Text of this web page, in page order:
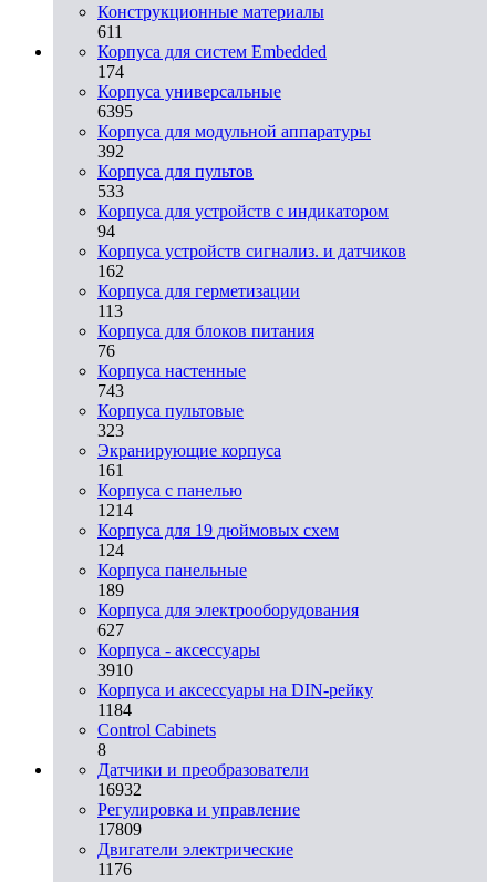
Конструкционные материалы
611
Корпуса для систем Embedded
174
Корпуса универсальные
6395
Корпуса для модульной аппаратуры
392
Корпуса для пультов
533
Корпуса для устройств с индикатором
94
Корпуса устройств сигнализ. и датчиков
162
Корпуса для герметизации
113
Корпуса для блоков питания
76
Корпуса настенные
743
Корпуса пультовые
323
Экранирующие корпуса
161
Корпуса с панелью
1214
Корпуса для 19 дюймовых схем
124
Корпуса панельные
189
Корпуса для электрооборудования
627
Корпуса - аксессуары
3910
Корпуса и аксессуары на DIN-рейку
1184
Control Cabinets
8
Датчики и преобразователи
16932
Регулировка и управление
17809
Двигатели электрические
1176